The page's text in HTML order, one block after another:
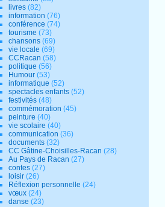
livres (82)
information (76)
conférence (74)
tourisme (73)
chansons (69)
vie locale (69)
CCRacan (58)
politique (56)
Humour (53)
informatique (52)
spectacles enfants (52)
festivités (48)
commémoration (45)
peinture (40)
vie scolaire (40)
communication (36)
documents (32)
CC Gâtine-Choisilles-Racan (28)
Au Pays de Racan (27)
contes (27)
loisir (26)
Réflexion personnelle (24)
vœux (24)
danse (23)